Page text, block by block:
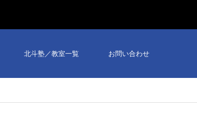
北斗塾／教室一覧 お問い合わせ